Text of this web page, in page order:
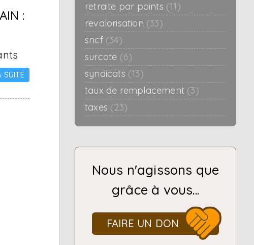
:
SUITE
retraite par points (11)
revalorisation (33)
sncf (34)
surcote (6)
syndicats (13)
taux de remplacement (3)
taxes (23)
Nous n'agissons que
grâce à vous...
FAIRE UN DON